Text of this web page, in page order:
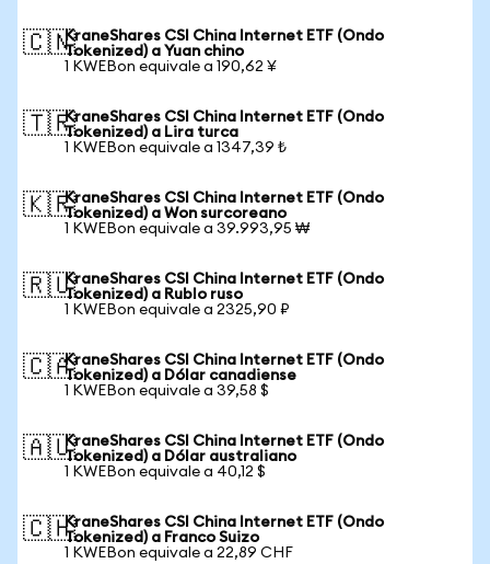
🇨🇳KraneShares CSI China Internet ETF (Ondo
Tokenized) a Yuan chino
1 KWEBon equivale a 190,62 ¥
🇹🇷KraneShares CSI China Internet ETF (Ondo
Tokenized) a Lira turca
1 KWEBon equivale a 1347,39 ₺
🇰🇷KraneShares CSI China Internet ETF (Ondo
Tokenized) a Won surcoreano
1 KWEBon equivale a 39.993,95 ₩
🇷🇺KraneShares CSI China Internet ETF (Ondo
Tokenized) a Rublo ruso
1 KWEBon equivale a 2325,90 ₽
🇨🇦KraneShares CSI China Internet ETF (Ondo
Tokenized) a Dólar canadiense
1 KWEBon equivale a 39,58 $
🇦🇺KraneShares CSI China Internet ETF (Ondo
Tokenized) a Dólar australiano
1 KWEBon equivale a 40,12 $
🇨🇭KraneShares CSI China Internet ETF (Ondo
Tokenized) a Franco Suizo
1 KWEBon equivale a 22,89 CHF